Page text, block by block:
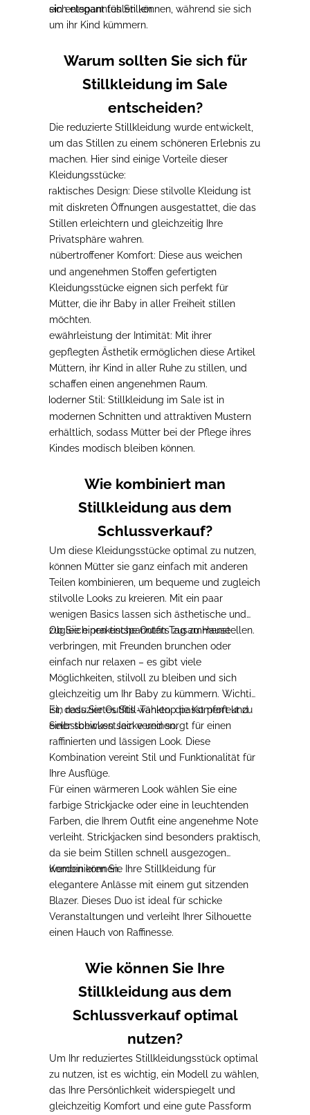
ein entspanntes Stillen.
sich elegant fühlen können, während sie sich
um ihr Kind kümmern.
Warum sollten Sie sich für
Stillkleidung im Sale
entscheiden?
Die reduzierte Stillkleidung wurde entwickelt,
um das Stillen zu einem schöneren Erlebnis zu
machen. Hier sind einige Vorteile dieser
Kleidungsstücke:
Praktisches Design: Diese stilvolle Kleidung ist
mit diskreten Öffnungen ausgestattet, die das
Stillen erleichtern und gleichzeitig Ihre
Privatsphäre wahren.
Unübertroffener Komfort: Diese aus weichen
und angenehmen Stoffen gefertigten
Kleidungsstücke eignen sich perfekt für
Mütter, die ihr Baby in aller Freiheit stillen
möchten.
Gewährleistung der Intimität: Mit ihrer
gepflegten Ästhetik ermöglichen diese Artikel
Müttern, ihr Kind in aller Ruhe zu stillen, und
schaffen einen angenehmen Raum.
Moderner Stil : Stillkleidung im Sale ist in
modernen Schnitten und attraktiven Mustern
erhältlich, sodass Mütter bei der Pflege ihres
Kindes modisch bleiben können.
Wie kombiniert man
Stillkleidung aus dem
Schlussverkauf?
Um diese Kleidungsstücke optimal zu nutzen
können Mütter sie ganz einfach mit anderen
Teilen kombinieren, um bequeme und zugleich
stilvolle Looks zu kreieren. Mit ein paar
wenigen Basics lassen sich ästhetische und
zugleich praktische Outfits zusammenstellen.
Ob Sie einen entspannten Tag zu Hause
verbringen, mit Freunden brunchen oder
einfach nur relaxen – es gibt viele
Möglichkeiten, stilvoll zu bleiben und sich
gleichzeitig um Ihr Baby zu kümmern. Wichtig
ist, dass Sie Outfits wählen, die Komfort und
Selbstbewusstsein vereinen.
Ein reduziertes Still-Tanktop passt perfekt zu
einer schicken Jacke undsorgt für einen
raffinierten und lässigen Look. Diese
Kombination vereint Stil und Funktionalität für
Ihre Ausflüge.
Für einen wärmeren Look wählen Sie eine
farbige Strickjacke oder eine in leuchtenden
Farben, die Ihrem Outfit eine angenehme Note
verleiht. Strickjacken sind besonders praktisch,
da sie beim Stillen schnell ausgezogen
werden können.
Kombinieren Sie Ihre Stillkleidung für
elegantere Anlässe mit einem gut sitzenden
Blazer. Dieses Duo ist ideal für schicke
Veranstaltungen und verleiht Ihrer Silhouette
einen Hauch von Raffinesse.
Wie können Sie Ihre
Stillkleidung aus dem
Schlussverkauf optimal
nutzen?
Um Ihr reduziertes Stillkleidungsstück optimal
zu nutzen, ist es wichtig, ein Modell
zu wählen,
das Ihre Persönlichkeit widerspiegelt und
gleichzeitig Komfort und eine gute Passform